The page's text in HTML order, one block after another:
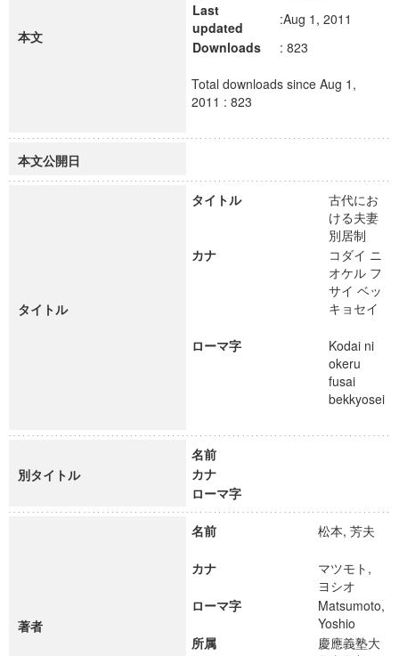
本文
Last
updated
:Aug 1, 2011
Downloads
: 823
Total downloads since Aug 1,
2011 : 823
本文公開日
タイトル
タイトル
古代にお
ける夫妻
別居制
カナ
コダイ ニ
オケル フ
サイ ベッ
キョセイ
ローマ字
Kodai ni
okeru
fusai
bekkyosei
別タイトル
名前
カナ
ローマ字
著者
名前 松本, 芳夫
カナ
マツモト,
ヨシオ
ローマ字
Matsumoto,
Yoshio
所属
慶應義塾大